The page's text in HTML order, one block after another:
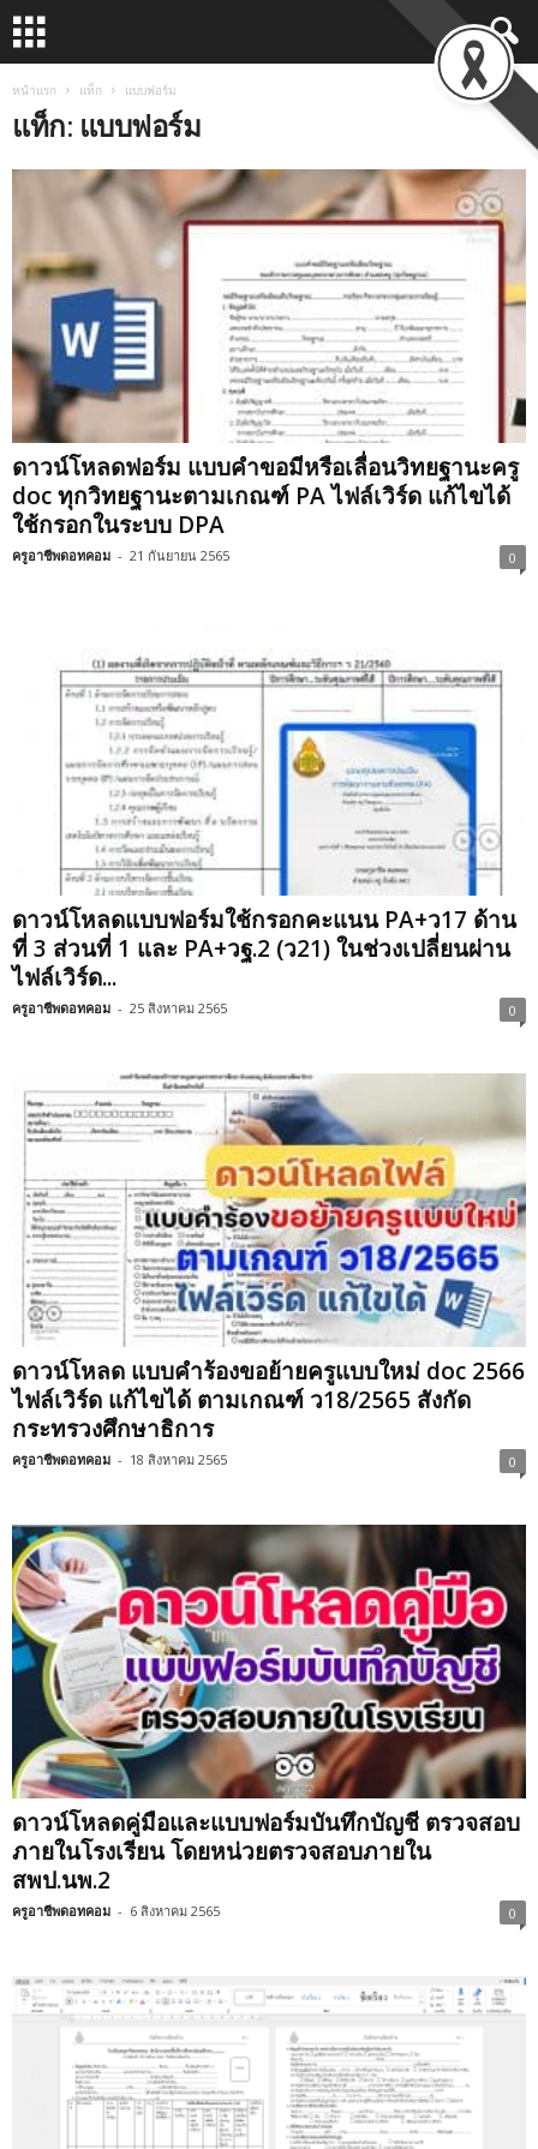
หน้าแรก แท็ก แบบฟอร์ม
แท็ก: แบบฟอร์ม
ดาวน์โหลดฟอร์ม แบบคำขอมีหรือเลื่อนวิทยฐานะครู
doc ทุกวิทยฐานะตามเกณฑ์ PA ไฟล์เวิร์ด แก้ไขได้
ใช้กรอกในระบบ DPA
ครูอาชีพดอทคอม - 21 กันยายน 2565 0
ดาวน์โหลดแบบฟอร์มใช้กรอกคะแนน PA+ว17 ด้าน
ที่ 3 ส่วนที่ 1 และ PA+วฐ.2 (ว21) ในช่วงเปลี่ยนผ่าน
ไฟล์เวิร์ด...
ครูอาชีพดอทคอม - 25 สิงหาคม 2565 0
ดาวน์โหลด แบบคำร้องขอย้ายครูแบบใหม่ doc 2566
ไฟล์เวิร์ด แก้ไขได้ ตามเกณฑ์ ว18/2565 สังกัด
กระทรวงศึกษาธิการ
ครูอาชีพดอทคอม - 18 สิงหาคม 2565 0
ดาวน์โหลดคู่มือและแบบฟอร์มบันทึกบัญชี ตรวจสอบ
ภายในโรงเรียน โดยหน่วยตรวจสอบภายใน
สพป.นพ.2
ครูอาชีพดอทคอม - 6 สิงหาคม 2565 0